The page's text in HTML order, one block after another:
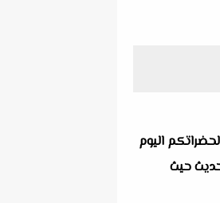
اليوم
مستر محمد كمال نظام حديث حيث